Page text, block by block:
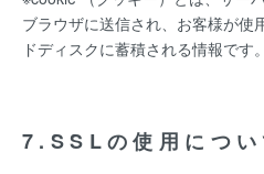
ブラウザに送信され、お客様が使
ドディスクに蓄積される情報です。
7.SSLの使用につい